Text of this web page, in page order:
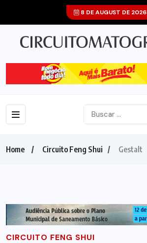
8 DE AUGUST DE 2026
Home Circuito Feng Shui Gestalt
CIRCUITO FENG SHUI